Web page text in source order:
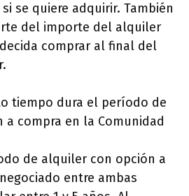
se quiere adquirir. También
del importe del alquiler
comprar al final del
tiempo dura el período de
compra en la Comunidad
de alquiler con opción a
entre ambas